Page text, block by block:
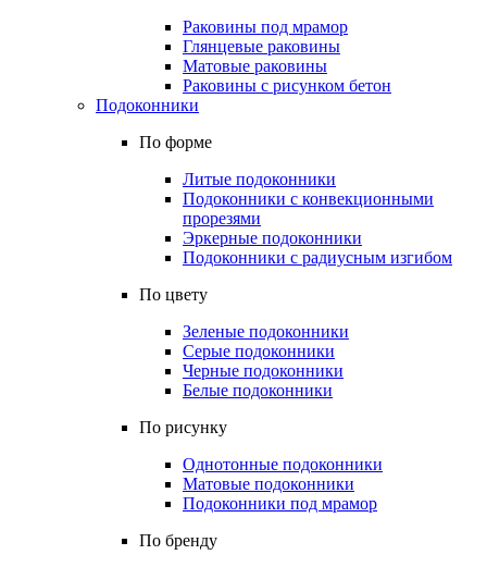
Раковины под мрамор
Глянцевые раковины
Матовые раковины
Раковины с рисунком бетон
Подоконники
По форме
Литые подоконники
Подоконники с конвекционными
прорезями
Эркерные подоконники
Подоконники с радиусным изгибом
По цвету
Зеленые подоконники
Серые подоконники
Черные подоконники
Белые подоконники
По рисунку
Однотонные подоконники
Матовые подоконники
Подоконники под мрамор
По бренду